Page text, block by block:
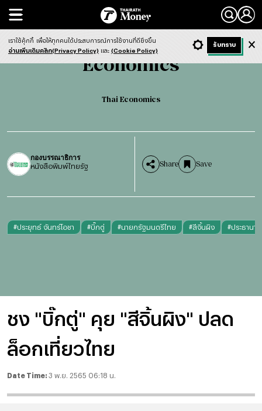
Search
Economics Thai Economics
Economics
Thai Economics
กองบรรณาธิการ
หนังสือพิมพ์ไทยรัฐ Share Save
#ประยุทธ์ จันทร์โอชา #บิ๊กตู่ #นายกรัฐมนตรีไทย #สีจิ้นผิง #ประธานา
ชง "บิ๊กตู่" คุย "สีจิ้นผิง" ปลด
ล็อกเที่ยวไทย
Date Time: 3 พ.ย. 2565 06:18 น.
- ก + ก Dark ฟังข่าว
เราใช้คุ้กกี้ เพื่อให้ทุกคนได้ประสบการณ์การใช้งานที่ดียิ่งขึ้น
อ่านเพิ่มเติมคลิก(Privacy Policy) และ (Cookie Policy)
รับทราบ